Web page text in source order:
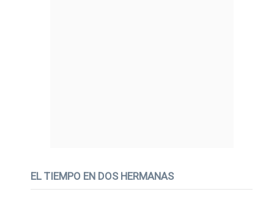
EL TIEMPO EN DOS HERMANAS